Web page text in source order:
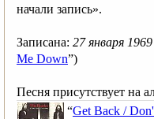
начали запись».
Записана: 27 января 1969
Me Down”)
Песня присутствует на
“Get Back /